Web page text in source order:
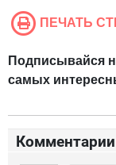
ПЕЧАТЬ
Подписывайся
самых
Комментарии